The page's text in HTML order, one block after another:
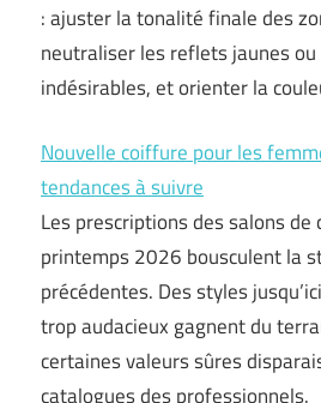
: ajuster la tonalité finale des
neutraliser les reflets jaunes
indésirables, et orienter la
Nouvelle coiffure pour les
tendances à suivre
Les prescriptions des salons
printemps 2026 bousculent la
précédentes. Des styles
trop audacieux gagnent du
certaines valeurs sûres
catalogues des professionnels.